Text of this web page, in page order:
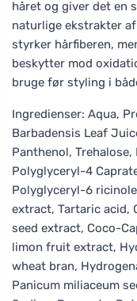
håret og giver det en
naturlige ekstrakter
styrker hårfiberen,
beskytter mod
bruge før styling i
Ingredienser: Aqua,
Barbadensis Leaf
Panthenol,
Polyglyceryl-4
Polyglyceryl-6
extract, Tartaric acid,
seed extract, Coco-
limon fruit extract,
wheat bran,
Panicum miliaceum